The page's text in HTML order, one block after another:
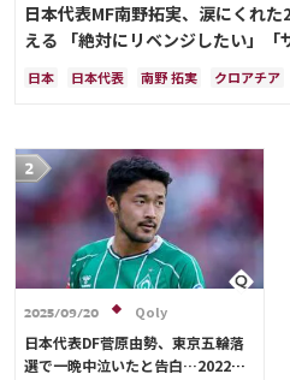
日本代表MF南野拓実、涙にくれ
える 「絶対にリベンジしたい」「
日本 日本代表 南野 拓実 クロアチア
2025/09/20 Qoly
日本代表DF菅原由勢、東京五輪落
選で一晩中泣いたと告白…2022年